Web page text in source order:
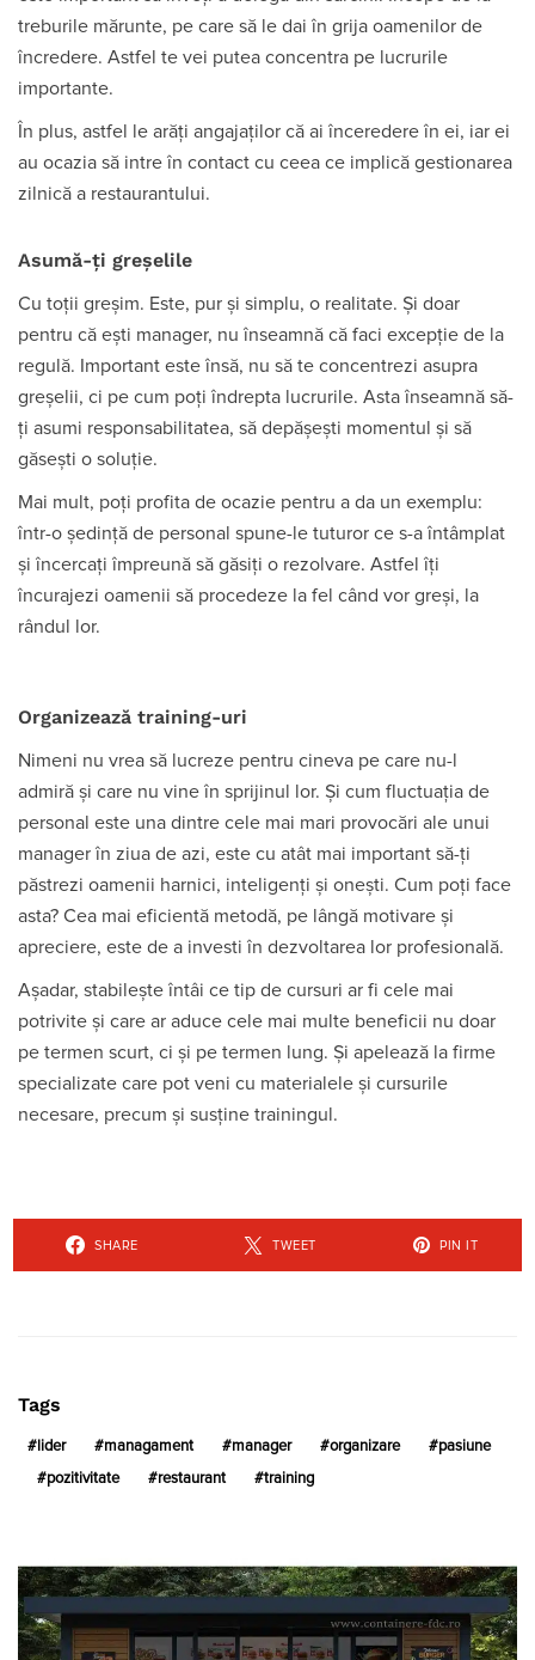
treburile mărunte, pe care să le dai în grija oamenilor de
încredere. Astfel te vei putea concentra pe lucrurile
importante.
În plus, astfel le arăți angajaților că ai înceredere în ei, iar ei
au ocazia să intre în contact cu ceea ce implică gestionarea
zilnică a restaurantului.
Asumă-ți greșelile
Cu toții greșim. Este, pur și simplu, o realitate. Și doar
pentru că ești manager, nu înseamnă că faci excepție de la
regulă. Important este însă, nu să te concentrezi asupra
greșelii, ci pe cum poți îndrepta lucrurile. Asta înseamnă să-
ți asumi responsabilitatea, să depășești momentul și să
găsești o soluție.
Mai mult, poți profita de ocazie pentru a da un exemplu:
într-o ședință de personal spune-le tuturor ce s-a întâmplat
și încercați împreună să găsiți o rezolvare. Astfel îți
încurajezi oamenii să procedeze la fel când vor greși, la
rândul lor.
Organizează training-uri
Nimeni nu vrea să lucreze pentru cineva pe care nu-l
admiră și care nu vine în sprijinul lor. Și cum fluctuația de
personal este una dintre cele mai mari provocări ale unui
manager în ziua de azi, este cu atât mai important să-ți
păstrezi oamenii harnici, inteligenți și onești. Cum poți face
asta? Cea mai eficientă metodă, pe lângă motivare și
apreciere, este de a investi în dezvoltarea lor profesională.
Așadar, stabilește întâi ce tip de cursuri ar fi cele mai
potrivite și care ar aduce cele mai multe beneficii nu doar
pe termen scurt, ci și pe termen lung. Și apelează la firme
specializate care pot veni cu materialele și cursurile
necesare, precum și susține trainingul.
SHARE TWEET PIN IT
Tags
lider managament manager organizare pasiune
pozitivitate restaurant training